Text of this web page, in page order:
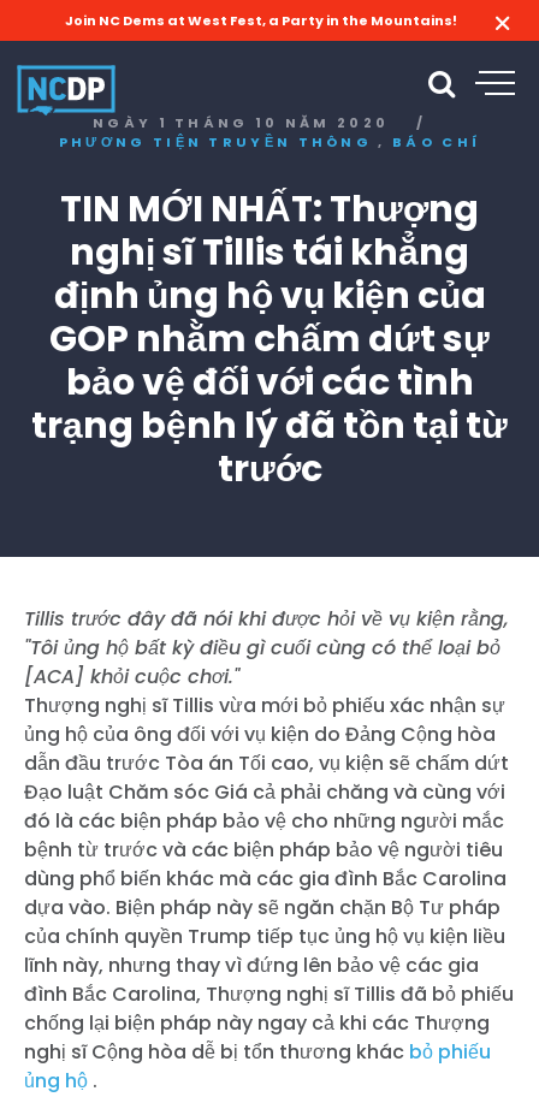
Join NC Dems at West Fest, a Party in the Mountains!
NGÀY 1 THÁNG 10 NĂM 2020
/
PHƯƠNG TIỆN TRUYỀN THÔNG , BÁO CHÍ
TIN MỚI NHẤT: Thượng
nghị sĩ Tillis tái khẳng
định ủng hộ vụ kiện của
GOP nhằm chấm dứt sự
bảo vệ đối với các tình
trạng bệnh lý đã tồn tại từ
trước
Tillis trước đây đã nói khi được hỏi về vụ kiện rằng,
"Tôi ủng hộ bất kỳ điều gì cuối cùng có thể loại bỏ
[ACA] khỏi cuộc chơi."
Thượng nghị sĩ Tillis vừa mới bỏ phiếu xác nhận sự
ủng hộ của ông đối với vụ kiện do Đảng Cộng hòa
dẫn đầu trước Tòa án Tối cao, vụ kiện sẽ chấm dứt
Đạo luật Chăm sóc Giá cả phải chăng và cùng với
đó là các biện pháp bảo vệ cho những người mắc
bệnh từ trước và các biện pháp bảo vệ người tiêu
dùng phổ biến khác mà các gia đình Bắc Carolina
dựa vào. Biện pháp này sẽ ngăn chặn Bộ Tư pháp
của chính quyền Trump tiếp tục ủng hộ vụ kiện liều
lĩnh này, nhưng thay vì đứng lên bảo vệ các gia
đình Bắc Carolina, Thượng nghị sĩ Tillis đã bỏ phiếu
chống lại biện pháp này ngay cả khi các Thượng
nghị sĩ Cộng hòa dễ bị tổn thương khác bỏ phiếu
ủng hộ .